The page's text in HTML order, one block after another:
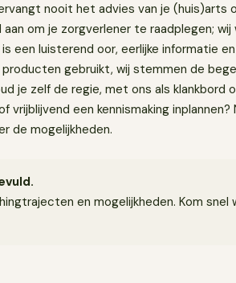
nooit het advies van je (huis)arts
om je zorgverlener te raadplegen; wij
een luisterend oor, eerlijke informatie
gebruikt, wij stemmen de
je zelf de regie, met ons als klankbord
een kennismaking
de mogelijkheden.
en mogelijkheden. Kom snel